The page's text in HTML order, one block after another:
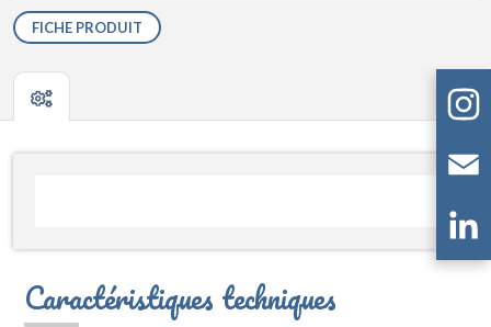
FICHE PRODUIT
Caractéristiques techniques